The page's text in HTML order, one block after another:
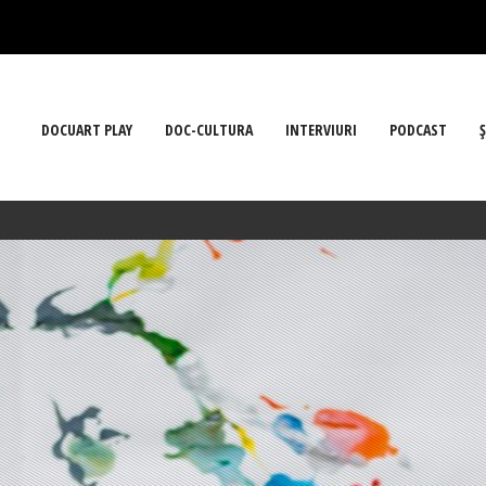
DOCUART PLAY DOC-CULTURA INTERVIURI PODCAST